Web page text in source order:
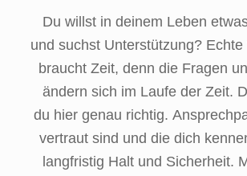
Du willst in deinem Leben
und suchst Unterstützung? Echte
braucht Zeit, denn die Fragen
ändern sich im Laufe der Zeit.
du hier genau richtig.
vertraut sind und die dich
langfristig Halt und Sicherheit.